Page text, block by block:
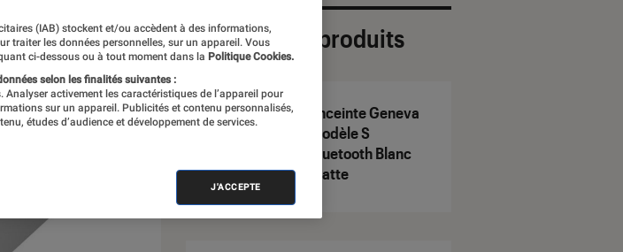
Sélection de produits
Enceinte Geneva
Modèle S
Bluetooth Blanc
Matte
(IAB) stockent et/ou accèdent à des informations,
traiter les données personnelles, sur un appareil. Vous
ci-dessous ou à tout moment dans la Politique Cookies.
selon les finalités suivantes :
activement les caractéristiques de l’appareil pour
sur un appareil. Publicités et contenu personnalisés,
études d’audience et développement de services.
J'ACCEPTE